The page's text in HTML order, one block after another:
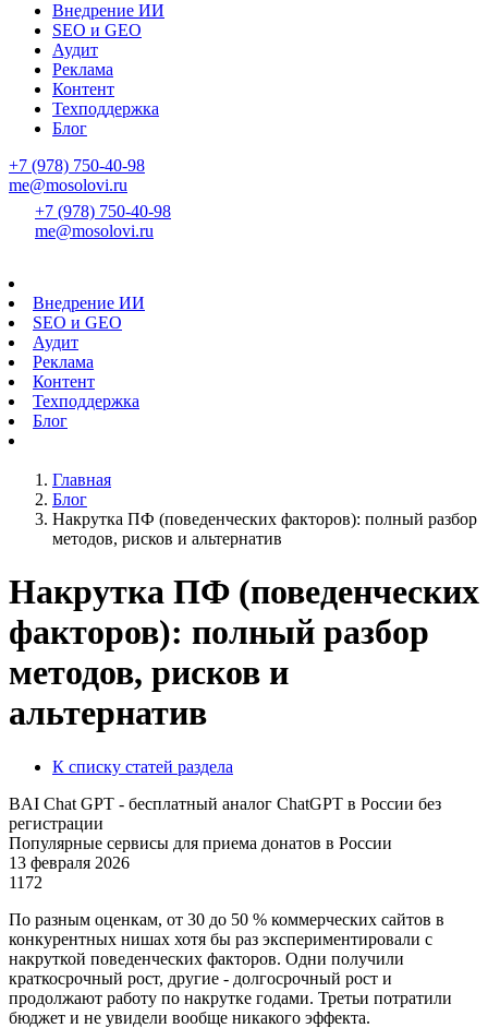
Внедрение ИИ
SEO и GEO
Аудит
Реклама
Контент
Техподдержка
Блог
+7 (978) 750-40-98
me@mosolovi.ru
+7 (978) 750-40-98
me@mosolovi.ru
Внедрение ИИ
SEO и GEO
Аудит
Реклама
Контент
Техподдержка
Блог
Главная
Блог
Накрутка ПФ (поведенческих факторов): полный разбор
методов, рисков и альтернатив
Накрутка ПФ (поведенческих
факторов): полный разбор
методов, рисков и
альтернатив
К списку статей раздела
BAI Chat GPT - бесплатный аналог ChatGPT в России без
регистрации
Популярные сервисы для приема донатов в России
13 февраля 2026
1172
По разным оценкам, от 30 до 50 % коммерческих сайтов в
конкурентных нишах хотя бы раз экспериментировали с
накруткой поведенческих факторов. Одни получили
краткосрочный рост, другие - долгосрочный рост и
продолжают работу по накрутке годами. Третьи потратили
бюджет и не увидели вообще никакого эффекта.